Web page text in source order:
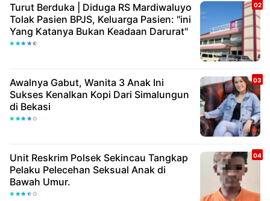
Turut Berduka | Diduga RS Mardiwaluyo
Tolak Pasien BPJS, Keluarga Pasien: "ini
Yang Katanya Bukan Keadaan Darurat"
Awalnya Gabut, Wanita 3 Anak Ini
Sukses Kenalkan Kopi Dari Simalungun
di Bekasi
Unit Reskrim Polsek Sekincau Tangkap
Pelaku Pelecehan Seksual Anak di
Bawah Umur.